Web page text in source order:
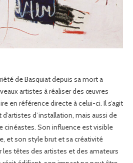
de Basquiat depuis sa mort a
artistes à réaliser des œuvres
en référence directe à celui-ci. Il s’agit
d’installation, mais aussi de
cinéastes. Son influence est visible
et son style brut et sa créativité
têtes des artistes et des amateurs